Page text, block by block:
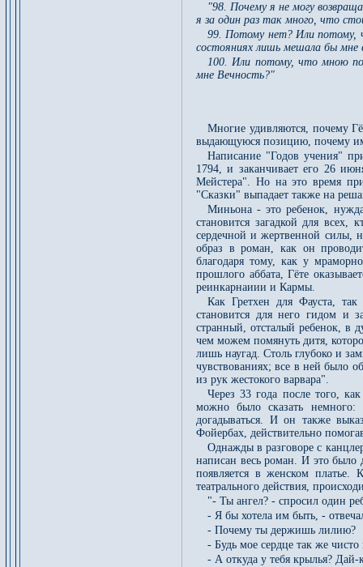
"98. Почему я не могу
я за один раз так много, что
99. Потому нет? Или потому,
состояниях лишь мешала бы мне
100. Или потому, что мною
мне Вечность?"
Многие удивляются, почему
выдающуюся позицию, почему
Написание "Годов учения"
1794, и заканчивает его 26
Мейстера". Но на это время
"Сказки" выпадает также на
Миньона - это ребенок,
становится загадкой для
сердечной и жертвенной силы,
образ в роман, как он
благодаря тому, как у
прошлого аббата, Гёте
реинкарнаиии и Кармы.
Как Гретхен для Фауста,
становится для него гидом и
странный, отсталый ребенок, в
чем можем помянуть дитя,
лишь наугад. Столь глубоко и
чувствованиях; все в ней было
из рук жестокого варвара".
Через 33 года после того,
можно было сказать немного:
догадываться. И он также
Фойербах, действительно
Однажды в разговоре с
написан весь роман. И это было
появляется в женском платье.
театрального действия,
"- Ты ангел? - спросил один
- Я бы хотела им быть, -
- Почему ты держишь лилию?
- Будь мое сердце так же
- А откуда у тебя крылья? Дай-